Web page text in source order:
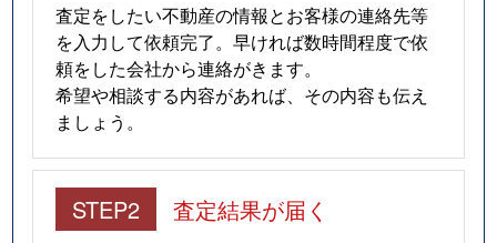
査定をしたい不動産の情報とお客様の連絡先等
を入力して依頼完了。早ければ数時間程度で依
頼をした会社から連絡がきます。
希望や相談する内容があれば、その内容も伝え
ましょう。
STEP2 査定結果が届く